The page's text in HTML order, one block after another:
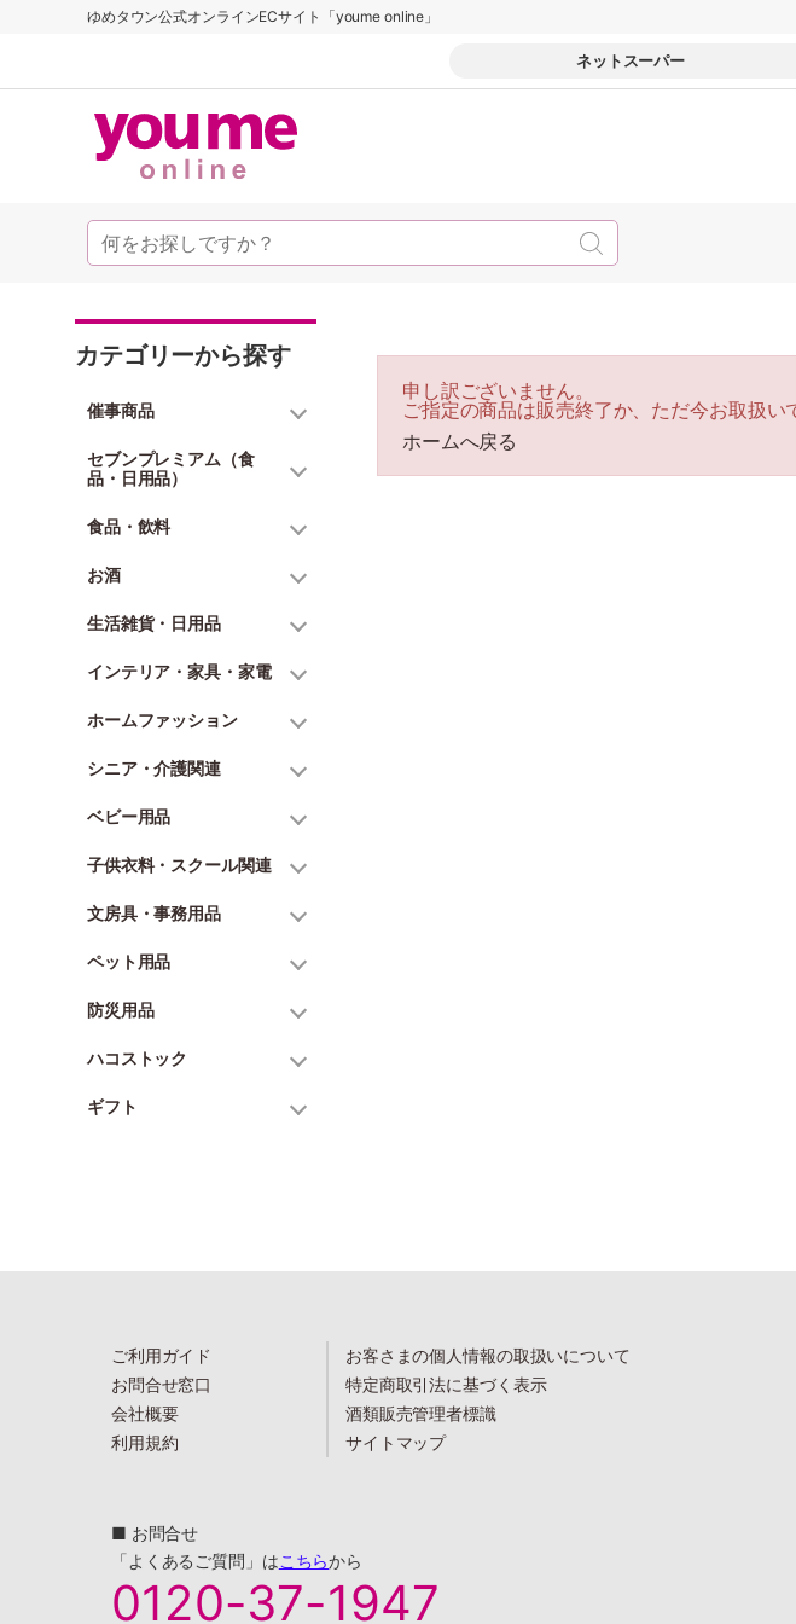
ゆめタウン公式オンラインECサイト「youme online」
ネットスーパー
カテゴリーから探す
催事商品
セブンプレミアム（食
品・日用品）
食品・飲料
お酒
生活雑貨・日用品
インテリア・家具・家電
ホームファッション
シニア・介護関連
ベビー用品
子供衣料・スクール関連
文房具・事務用品
ペット用品
防災用品
ハコストック
ギフト
申し訳ございません。
ご指定の商品は販売終了か、ただ今お取扱い
ホームへ戻る
ご利用ガイド
お問合せ窓口
会社概要
利用規約
お客さまの個人情報の取扱いについて
特定商取引法に基づく表示
酒類販売管理者標識
サイトマップ
■ お問合せ
「よくあるご質問」はこちらから
0120-37-1947